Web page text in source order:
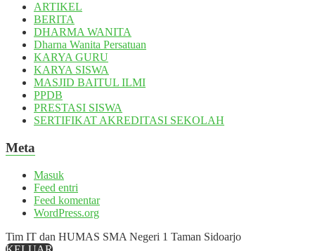
ARTIKEL
BERITA
DHARMA WANITA
Dharna Wanita Persatuan
KARYA GURU
KARYA SISWA
MASJID BAITUL ILMI
PPDB
PRESTASI SISWA
SERTIFIKAT AKREDITASI SEKOLAH
Meta
Masuk
Feed entri
Feed komentar
WordPress.org
Tim IT dan HUMAS SMA Negeri 1 Taman Sidoarjo